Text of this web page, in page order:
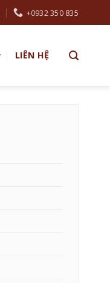
+0932 350 835
LIÊN HỆ